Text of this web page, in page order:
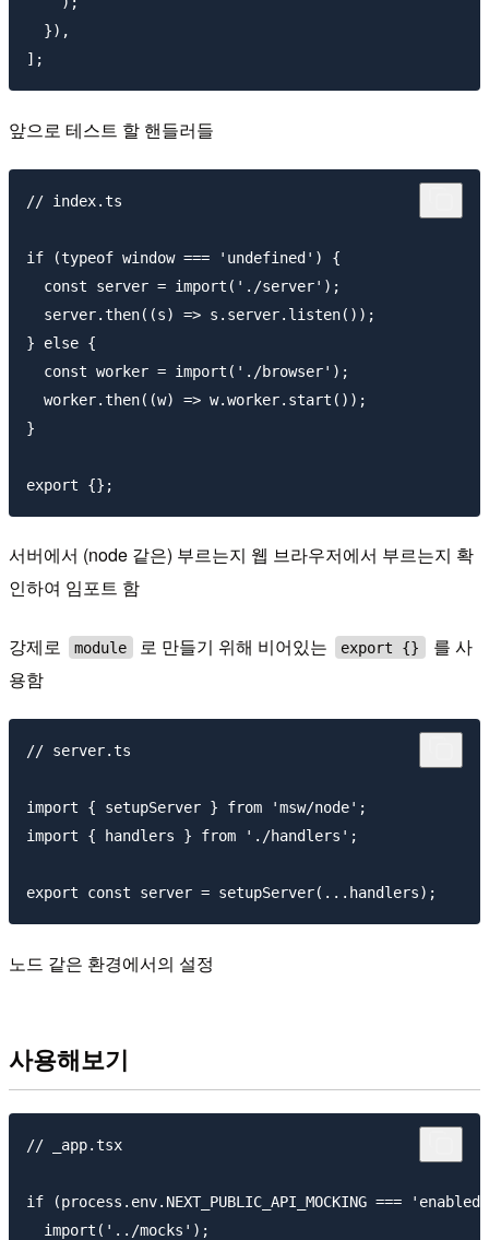
  }),
앞으로 테스트 할 핸들러들
// index.ts
if (typeof window === 'undefined') {
  const server = import('./server');
  server.then((s) => s.server.listen());
} else {
  const worker = import('./browser');
  worker.then((w) => w.worker.start());
}
서버에서 (node 같은) 부르는지 웹 브라우저에서 부르는지 확
인하여 임포트 함
강제로 module 로 만들기 위해 비어있는 export {}
를 사
용함
// server.ts
import { setupServer } from 'msw/node';
import { handlers } from './handlers';
노드 같은 환경에서의 설정
사용해보기
// _app.tsx
if (process.env.NEXT_PUBLIC_API_MOCKING ===
  import('../mocks');